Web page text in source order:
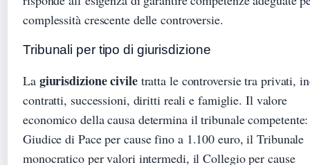
complessità crescente delle controversie.
Tribunali per tipo di giurisdizione
La giurisdizione civiletratta le controversie tra privati,
contratti, successioni, diritti reali e famiglie. Il valore
economico della causa determina il tribunale
Giudice di Pace per cause fino a 1.100 euro, il Tribunale
monocratico per valori intermedi, il Collegio per cause